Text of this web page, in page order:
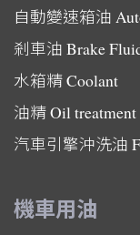
自動變速箱油
剎車油 Brake
水箱精Coolant
油精Oil treatment
汽車引擎沖洗油
機車用油